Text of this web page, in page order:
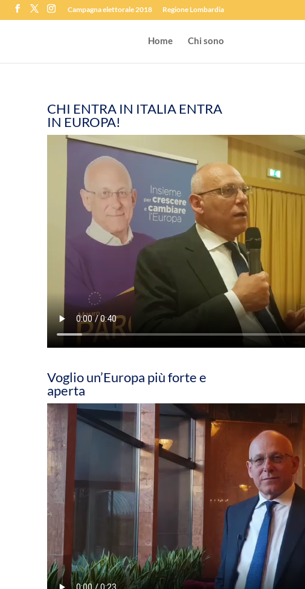
Campagna elettorale 2018 Regione Lombardia
Home Chi sono
CHI ENTRA IN ITALIA ENTRA
IN EUROPA!
Voglio un’Europa più forte e
aperta